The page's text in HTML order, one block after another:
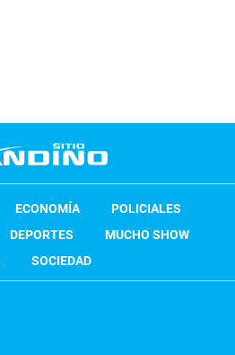
ECONOMÍA
POLICIALES
DEPORTES
MUCHO SHOW
SOCIEDAD